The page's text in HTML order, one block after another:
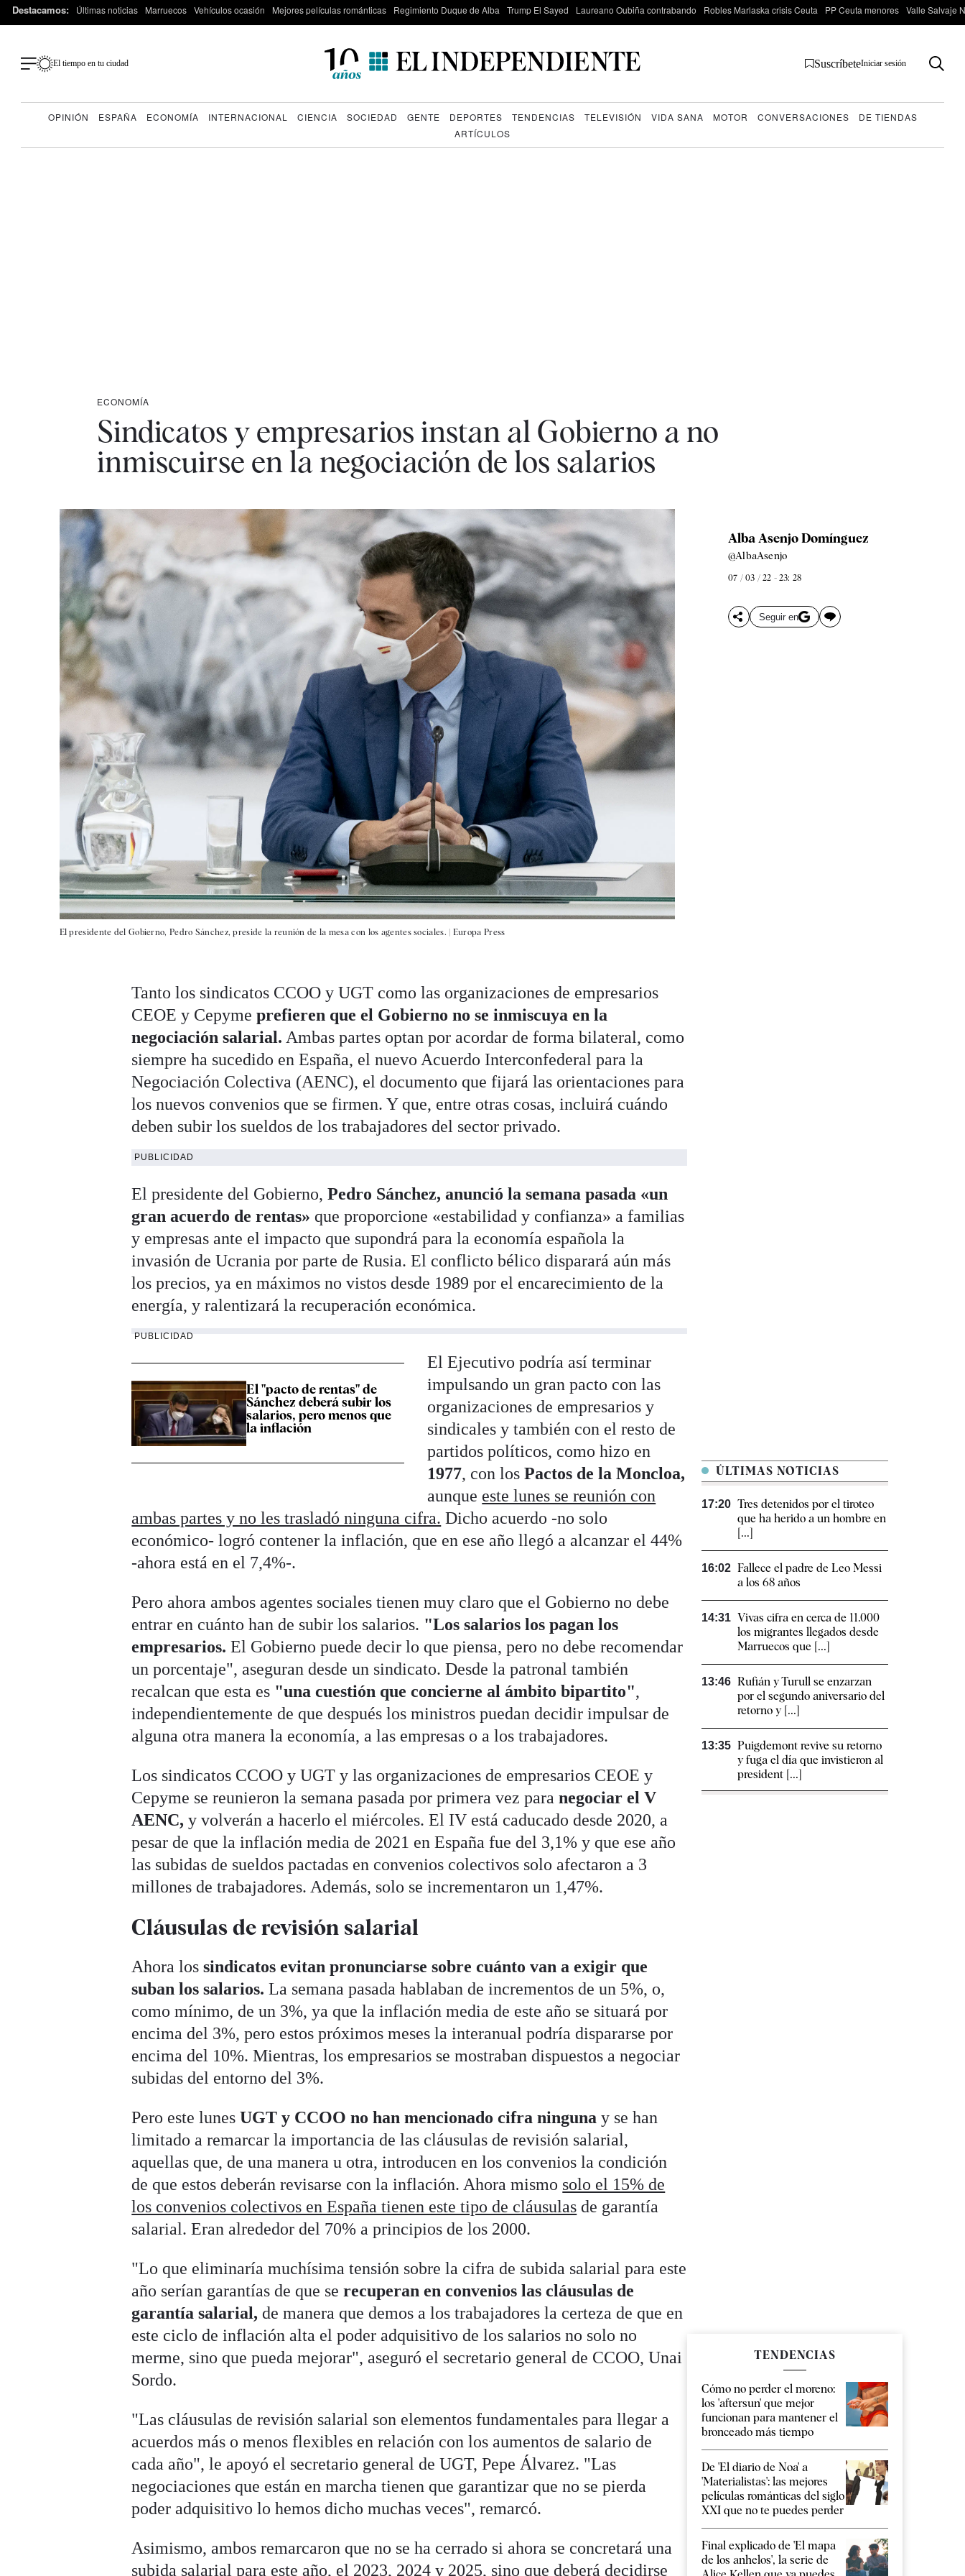
Destacamos: Últimas noticias Marruecos Vehículos ocasión Mejores películas románticas Regimiento Duque de Alba Trump El Sayed Laureano Oubiña contrabando Robles Marlaska crisis Ceuta PP Ceuta menores Valle Salvaje
El tiempo en tu ciudad SuscríbeteIniciar sesión
OPINIÓN ESPAÑA ECONOMÍA INTERNACIONAL CIENCIA SOCIEDAD GENTE DEPORTES TENDENCIAS TELEVISIÓN VIDA SANA MOTOR CONVERSACIONES
DE TIENDAS
ARTÍCULOS
ECONOMÍA
Sindicatos y empresarios instan al Gobierno a no
inmiscuirse en la negociación de los salarios
El presidente del Gobierno, Pedro Sánchez, preside la reunión de la mesa con los agentes sociales. | Europa Press
Alba Asenjo Domínguez
@AlbaAsenjo
07 / 03 / 22 - 23: 28
Seguir en
Tanto los sindicatos CCOO y UGT como las organizaciones de empresarios
CEOE y Cepyme prefieren que el Gobierno no se inmiscuya en la
negociación salarial. Ambas partes optan por acordar de forma bilateral, como
siempre ha sucedido en España, el nuevo Acuerdo Interconfederal para la
Negociación Colectiva (AENC), el documento que fijará las orientaciones para
los nuevos convenios que se firmen. Y que, entre otras cosas, incluirá cuándo
deben subir los sueldos de los trabajadores del sector privado.
PUBLICIDAD
El presidente del Gobierno,Pedro Sánchez, anunció la semana pasada «un
gran acuerdo de rentas»que proporcione «estabilidad y confianza» a familias
y empresas ante el impacto que supondrá para la economía española la
invasión de Ucrania por parte de Rusia. El conflicto bélico disparará aún más
los precios, ya en máximos no vistos desde 1989 por el encarecimiento de la
energía, y ralentizará la recuperación económica.
PUBLICIDAD
El "pacto de rentas" de
Sánchez deberá subir los
salarios, pero menos que
la inflación
El Ejecutivo podría así terminar
impulsando un gran pacto con las
organizaciones de empresarios y
sindicales y también con el resto de
partidos políticos, como hizo en
1977, con losPactos de la Moncloa,
aunque este lunes se reunión con
ambas partes y no les trasladó ninguna cifra. Dicho acuerdo -no solo
económico- logró contener la inflación, que en ese año llegó a alcanzar el 44%
-ahora está en el 7,4%-.
Pero ahora ambos agentes sociales tienen muy claro que el Gobierno no debe
entrar en cuánto han de subir los salarios. "Los salarios los pagan los
empresarios.El Gobierno puede decir lo que piensa, pero no debe recomendar
un porcentaje", aseguran desde un sindicato. Desde la patronal también
recalcan que esta es "una cuestión que concierne al ámbito bipartito",
independientemente de que después los ministros puedan decidir impulsar de
alguna otra manera la economía, a las empresas o a los trabajadores.
Los sindicatos CCOO y UGT y las organizaciones de empresarios CEOE y
Cepyme se reunieron la semana pasada por primera vez paranegociar el V
AENC, y volverán a hacerlo el miércoles. El IV está caducado desde 2020, a
pesar de que la inflación media de 2021 en España fue del 3,1% y que ese año
las subidas de sueldos pactadas en convenios colectivos solo afectaron a 3
millones de trabajadores. Además, solo se incrementaron un 1,47%.
Cláusulas de revisión salarial
Ahora lossindicatos evitan pronunciarse sobre cuánto van a exigir que
suban los salarios.La semana pasada hablaban de incrementos de un 5%, o,
como mínimo, de un 3%, ya que la inflación media de este año se situará por
encima del 3%, pero estos próximos meses la interanual podría dispararse por
encima del 10%. Mientras, los empresarios se mostraban dispuestos a negociar
subidas del entorno del 3%.
Pero este lunesUGT y CCOO no han mencionado cifra ninguna y se han
limitado a remarcar la importancia de las cláusulas de revisión salarial,
aquellas que, de una manera u otra, introducen en los convenios la condición
de que estos deberán revisarse con la inflación. Ahora mismo solo el 15% de
los convenios colectivos en España tienen este tipo de cláusulas de garantía
salarial. Eran alrededor del 70% a principios de los 2000.
"Lo que eliminaría muchísima tensión sobre la cifra de subida salarial para este
año serían garantías de que se recuperan en convenios las cláusulas de
garantía salarial, de manera que demos a los trabajadores la certeza de que en
este ciclo de inflación alta el poder adquisitivo de los salarios no solo no
merme, sino que pueda mejorar", aseguró el secretario general de CCOO, Unai
Sordo.
"Las cláusulas de revisión salarial son elementos fundamentales para llegar a
acuerdos más o menos flexibles en relación con los aumentos de salario de
cada año", le apoyó el secretario general de UGT, Pepe Álvarez. "Las
negociaciones que están en marcha tienen que garantizar que no se pierda
poder adquisitivo lo hemos dicho muchas veces", remarcó.
Asimismo, ambos remarcaron que no se ha cerrado si ahora se concretará una
subida salarial para este año, el 2023, 2024 y 2025, sino que deberá decidirse
ÚLTIMAS NOTICIAS
17:20 Tres detenidos por el tiroteo
que ha herido a un hombre en
[...]
16:02 Fallece el padre de Leo Messi
a los 68 años
14:31 Vivas cifra en cerca de 11.000
los migrantes llegados desde
Marruecos que [...]
13:46 Rufián y Turull se enzarzan
por el segundo aniversario del
retorno y [...]
13:35 Puigdemont revive su retorno
y fuga el día que invistieron al
president [...]
TENDENCIAS
Cómo no perder el moreno:
los 'aftersun' que mejor
funcionan para mantener el
bronceado más tiempo
De 'El diario de Noa' a
'Materialistas': las mejores
películas románticas del siglo
XXI que no te puedes perder
Final explicado de 'El mapa
de los anhelos', la serie de